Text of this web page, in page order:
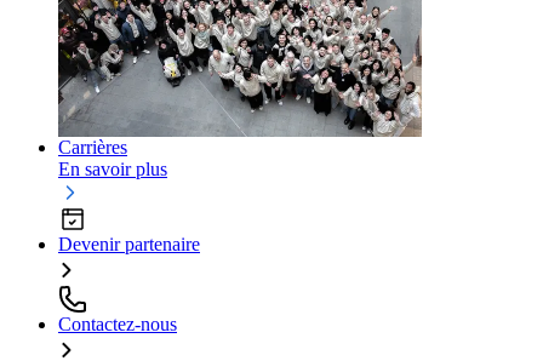
Carrières
En savoir plus
Devenir partenaire
Contactez-nous